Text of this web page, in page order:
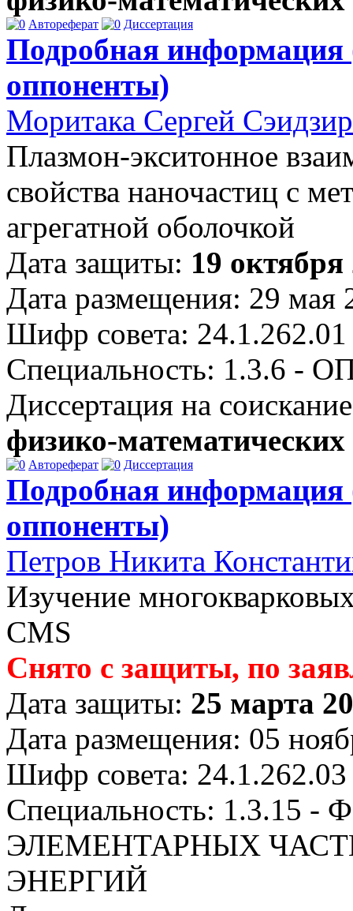
Автореферат Диссертация
Подробная
оппоненты)
Моритака Сергей
Плазмон-экситонное
свойства наночастиц с
агрегатной оболочкой
Дата защиты: 19 октября
Дата размещения: 29 мая
Шифр совета: 24.1.262.01
Специальность: 1.3.6 -
Диссертация на
физико-математических
Автореферат Диссертация
Подробная
оппоненты)
Петров Никита
Изучение
CMS
Cнято с защиты, по
Дата защиты: 25 марта
Дата размещения: 05
Шифр совета: 24.1.262.03
Специальность:
ЭЛЕМЕНТАРНЫХ
ЭНЕРГИЙ